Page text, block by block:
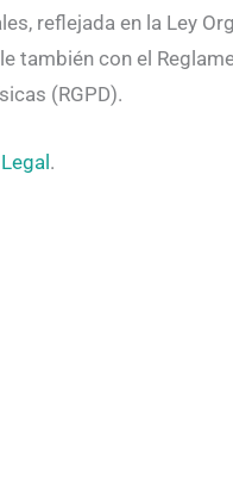
reflejada en la Ley
también con el
(RGPD).
.